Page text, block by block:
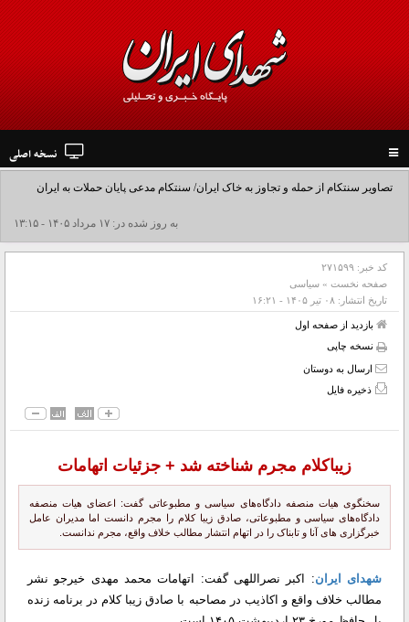
navigation
نسخه اصلی
تصاویر سنتکام از حمله و تجاوز به خاک ایران/ سنتکام مدعی پایان حملات به ایران
شد+فیلم به روز شده در: ۱۷ مرداد ۱۴۰۵ - ۱۳:۱۵
کد خبر: ۲۷۱۵۹۹
صفحه نخست » سیاسی
تاریخ انتشار: ۰۸ تير ۱۴۰۵ - ۱۶:۲۱
بازدید از صفحه اول
نسخه چاپی
ارسال به دوستان
ذخیره فایل
زیباکلام مجرم شناخته شد + جزئیات اتهامات
سخنگوی هیات منصفه دادگاه‌های سیاسی و مطبوعاتی گفت: اعضای هیات منصفه
دادگاه‌های سیاسی و مطبوعاتی، صادق زیبا کلام را مجرم دانست اما مدیران عامل
خبرگزاری های آنا و تابناک را در اتهام انتشار مطالب خلاف واقع، مجرم ندانست.
شهدای ایران: اکبر نصراللهی گفت: اتهامات محمد مهدی خیرجو نشر
مطالب خلاف واقع و اکاذیب در مصاحبه با صادق زیبا کلام در برنامه زنده